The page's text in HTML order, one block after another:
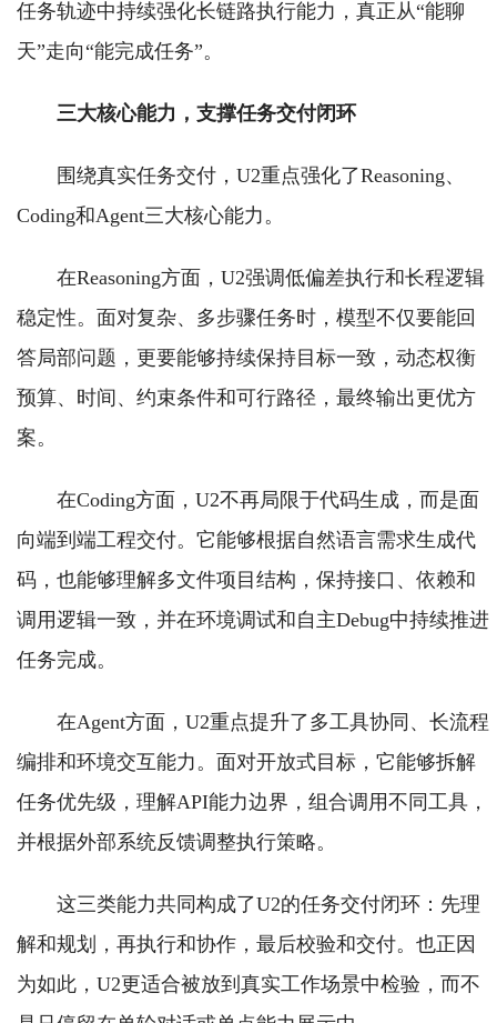
任务轨迹中持续强化长链路执行能力，真正从“能聊
天”走向“能完成任务”。
三大核心能力，支撑任务交付闭环
围绕真实任务交付，U2重点强化了Reasoning、
Coding和Agent三大核心能力。
在Reasoning方面，U2强调低偏差执行和长程逻辑
稳定性。面对复杂、多步骤任务时，模型不仅要能回
答局部问题，更要能够持续保持目标一致，动态权衡
预算、时间、约束条件和可行路径，最终输出更优方
案。
在Coding方面，U2不再局限于代码生成，而是面
向端到端工程交付。它能够根据自然语言需求生成代
码，也能够理解多文件项目结构，保持接口、依赖和
调用逻辑一致，并在环境调试和自主Debug中持续推进
任务完成。
在Agent方面，U2重点提升了多工具协同、长流程
编排和环境交互能力。面对开放式目标，它能够拆解
任务优先级，理解API能力边界，组合调用不同工具，
并根据外部系统反馈调整执行策略。
这三类能力共同构成了U2的任务交付闭环：先理
解和规划，再执行和协作，最后校验和交付。也正因
为如此，U2更适合被放到真实工作场景中检验，而不